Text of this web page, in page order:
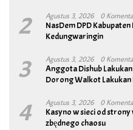
2 Agustus 3, 2026 0
NasDem DPD
Kedungwaringin
3 Agustus 3, 2026 0
Anggota Dishub
Dorong Walkot Lakukan
4 Agustus 3, 2026 0
Kasyno w sieci od
zbędnego chaosu